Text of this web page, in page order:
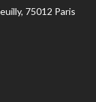
75012 Paris